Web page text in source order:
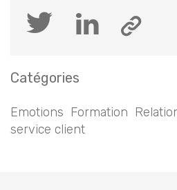
Catégories
Emotions Formation
service client